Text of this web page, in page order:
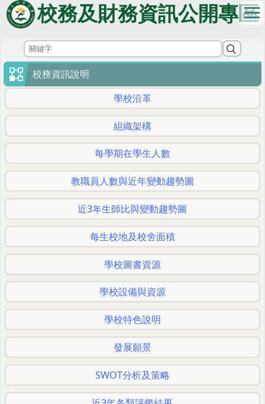
跳
到
內
容
區
校務及財務資訊公開專區
校務資訊說明
學校沿革
組織架構
每學期在學生人數
教職員人數與近年變動趨勢圖
近3年生師比與變動趨勢圖
每生校地及校舍面積
學校圖書資源
學校設備與資源
學校特色說明
發展願景
SWOT分析及策略